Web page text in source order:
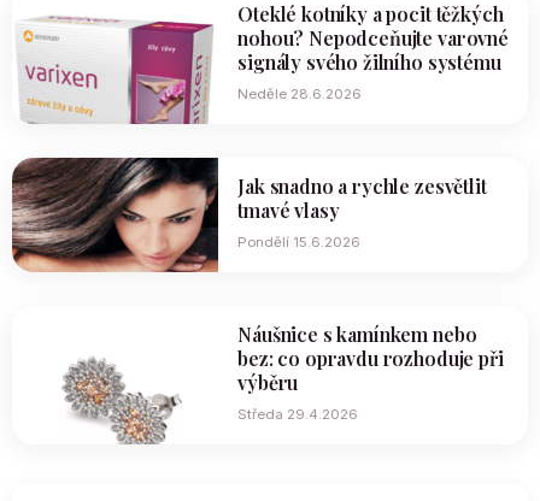
Oteklé kotníky a pocit těžkých
nohou? Nepodceňujte varovné
signály svého žilního systému
Neděle 28.6.2026
Jak snadno a rychle zesvětlit
tmavé vlasy
Pondělí 15.6.2026
Náušnice s kamínkem nebo
bez: co opravdu rozhoduje při
výběru
Středa 29.4.2026